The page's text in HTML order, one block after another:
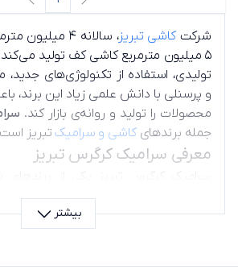
صفحه قبل صفحه
بیشتر
شرکتکاشی تبریز
، سالانه ۴
۵ میلیون مترمربع کاشی کف تولید
تولیدی، استفاده از تکنولوژی‌های
و پرسنلی با دانش علمی زیاد این برند،
محصولات را تولید و روانه‌ی بازار کند.
جمله برندهایکاشی و سرامیکتبریز
معرفی سرامیک کرگرس تبریز
کاشی تبریز است که در تولید
طرح‌های مدرن و مقاوم شناخته می‌شود.